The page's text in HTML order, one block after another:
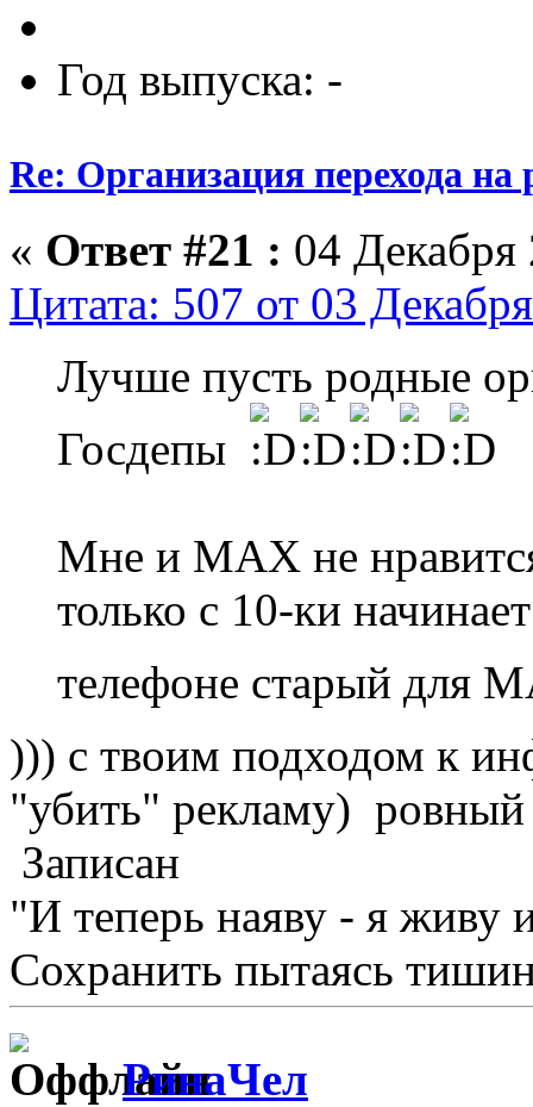
Год выпуска: -
Re: Организация перехода на
« Ответ #21 : 04
Цитата: 507 от 03
Лучше пусть родные
Госдепы
Мне и МАХ не
только с 10-ки
телефоне старый для
))) с твоим подходом к
"убить" рекламу)
Записан
"И теперь наяву - я живу
Сохранить пытаясь
РинаЧел